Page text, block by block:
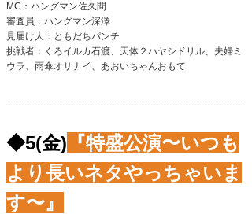
MC：ハングマン佐久間
審査員：ハングマン深澤
見届け人：ともだちパンチ
挑戦者：くろイルカ石渡、天体２ハヤシドリル、夫婦ミ
ウラ、雨傘オサナイ、あおいちゃんおもて
◆5(金) 『特盛公演〜いつも
より長いネタやっちゃいま
す〜』